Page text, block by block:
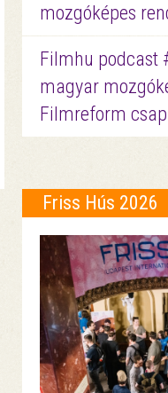
mozgóképes
Filmhu podcast
magyar
Filmreform
Friss Hús 2026